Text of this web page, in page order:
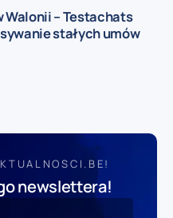
Walonii – Testachats
stałych umów
newslettera!